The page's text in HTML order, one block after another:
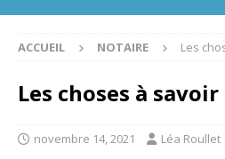
ACCUEIL NOTAIRE Les
Les choses à
novembre 14, 2021 Léa Roullet